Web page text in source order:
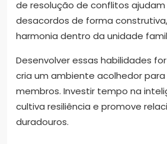
de resolução de conflitos
desacordos de forma
harmonia dentro da unidade
Desenvolver essas habilidades
cria um ambiente acolhedor
membros. Investir tempo na
cultiva resiliência e promove
duradouros.